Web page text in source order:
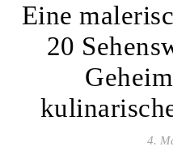
Eine
20
4.